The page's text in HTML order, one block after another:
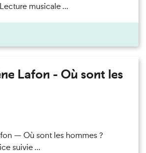
musicale ...
Lafon - Où sont les
— Où sont les hommes ?
suivie ...